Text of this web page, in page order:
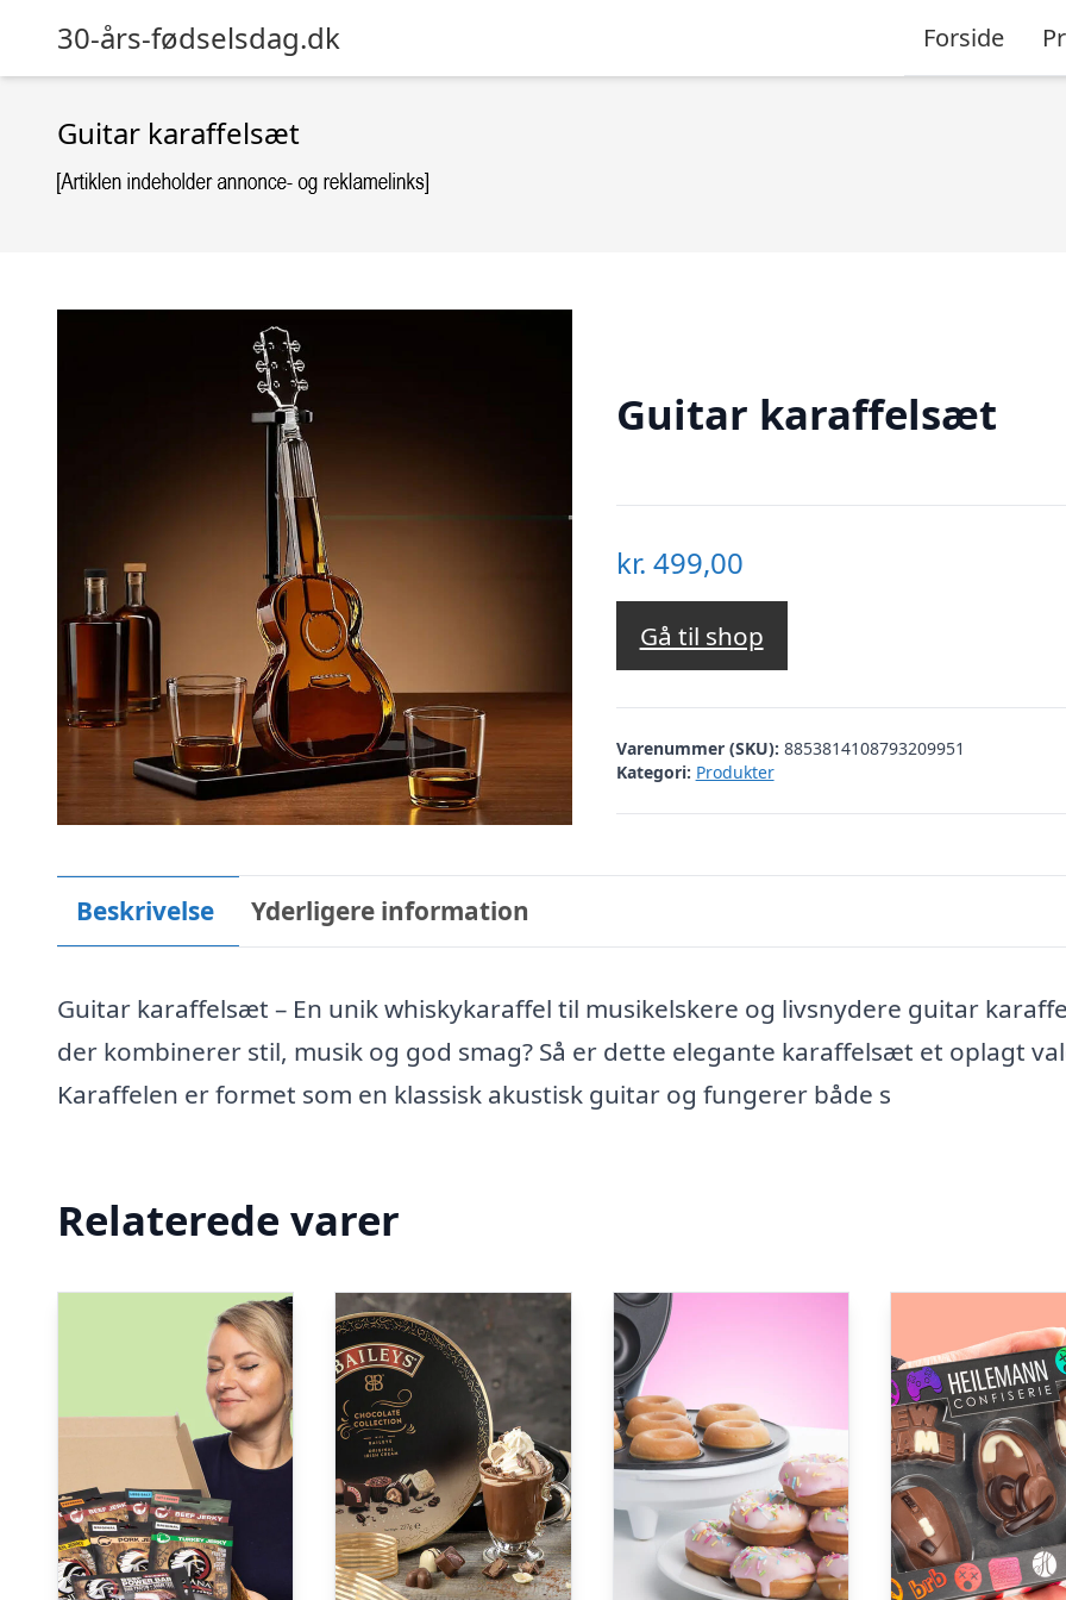
30-års-fødselsdag.dk Forside
Guitar karaffelsæt
Guitar karaffelsæt
kr. 499,00
Gå til shop
Varenummer (SKU): 8853814108793209951
Kategori: Produkter
Beskrivelse Yderligere information
Guitar karaffelsæt – En unik whiskykaraffel til musikelskere og livsnydere guitar
der kombinerer stil, musik og god smag? Så er dette elegante karaffelsæt et oplagt
Karaffelen er formet som en klassisk akustisk guitar og fungerer både s
Relaterede varer